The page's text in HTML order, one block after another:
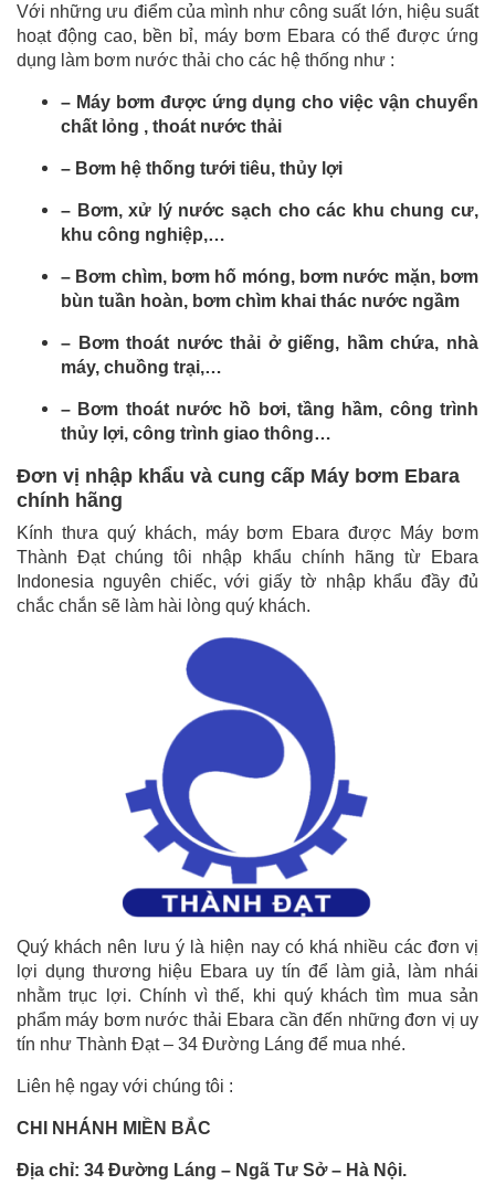
Với những ưu điểm của mình như công suất lớn, hiệu suất
hoạt động cao, bền bỉ, máy bơm Ebara có thể được ứng
dụng làm bơm nước thải cho các hệ thống như :
– Máy bơm được ứng dụng cho việc vận chuyển
chất lỏng , thoát nước thải
– Bơm hệ thống tưới tiêu, thủy lợi
– Bơm, xử lý nước sạch cho các khu chung cư,
khu công nghiệp,…
– Bơm chìm, bơm hố móng, bơm nước mặn, bơm
bùn tuần hoàn, bơm chìm khai thác nước ngầm
– Bơm thoát nước thải ở giếng, hầm chứa, nhà
máy, chuồng trại,…
– Bơm thoát nước hồ bơi, tầng hầm, công trình
thủy lợi, công trình giao thông…
Đơn vị nhập khẩu và cung cấp Máy bơm Ebara
chính hãng
Kính thưa quý khách, máy bơm Ebara được Máy bơm
Thành Đạt chúng tôi nhập khẩu chính hãng từ Ebara
Indonesia nguyên chiếc, với giấy tờ nhập khẩu đầy đủ
chắc chắn sẽ làm hài lòng quý khách.
Quý khách nên lưu ý là hiện nay có khá nhiều các đơn vị
lợi dụng thương hiệu Ebara uy tín để làm giả, làm nhái
nhằm trục lợi. Chính vì thế, khi quý khách tìm mua sản
phẩm máy bơm nước thải Ebara cần đến những đơn vị uy
tín như Thành Đạt – 34 Đường Láng để mua nhé.
Liên hệ ngay với chúng tôi :
CHI NHÁNH MIỀN BẮC
Địa chỉ: 34 Đường Láng – Ngã Tư Sở – Hà Nội.